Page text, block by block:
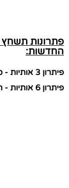
פתרונות
החדשות:
פיתרון 3 אותיות - כתב
פיתרון 6 אותיות - רפורטר